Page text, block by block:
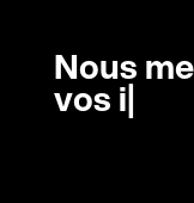
Nous
vos id